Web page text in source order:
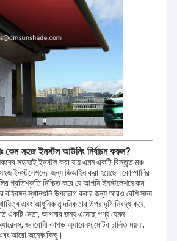
কেন সহজ ইনস্টল আউনিং নির্বাচন করুন?
সহজেই ইনস্টল করা যায় এমন একটি বিস্তৃত মঞ্চ
ইনস্টলেশনের জন্য ডিজাইন করা হয়েছে।কোম্পানির
প্রতিশ্রুতি নিশ্চিত করে যে আপনি ইনস্টলেশনে কম
বহিরঙ্গন স্থানগুলি উপভোগ করার জন্য আরও বেশি সময়
এবং আধুনিক নান্দনিকতার উপর দৃষ্টি নিবদ্ধ করে,
একটি নেতা, আপনার জন্য এনেছে পণ্য যেমন
জলরোধী কাপড় অ্যারেনস,মোটর চালিত ময়লা,
এবং আরো অনেক কিছু।